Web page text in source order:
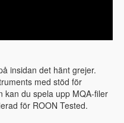
insidan det hänt grejer.
med stöd för
kan du spela upp MQA-filer
för ROON Tested.